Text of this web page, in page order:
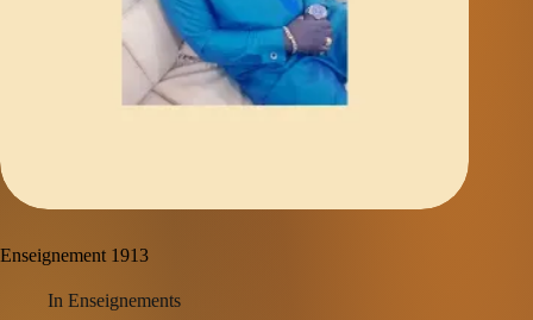
Enseignement 1913
In Enseignements